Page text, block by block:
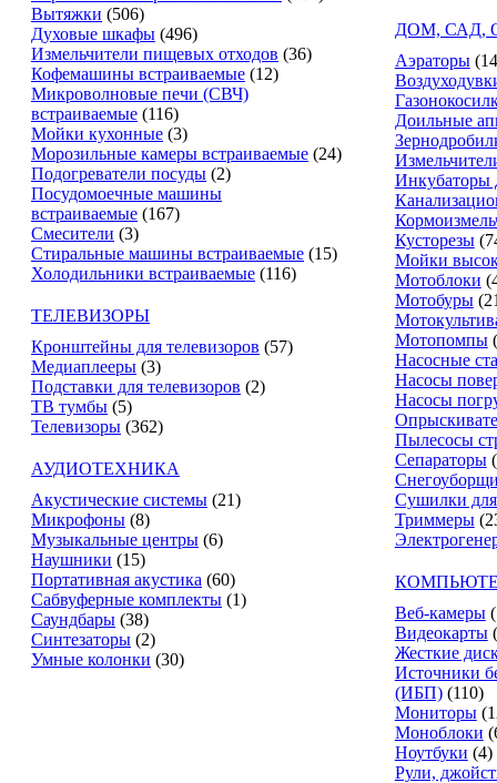
Вытяжки (506)
Духовые шкафы (496)
Измельчители пищевых отходов (36)
Кофемашины встраиваемые (12)
Микроволновые печи (СВЧ)
встраиваемые (116)
Мойки кухонные (3)
Морозильные камеры встраиваемые (24)
Подогреватели посуды (2)
Посудомоечные машины
встраиваемые (167)
Смесители (3)
Стиральные машины встраиваемые (15)
Холодильники встраиваемые (116)
ТЕЛЕВИЗОРЫ
Кронштейны для телевизоров (57)
Медиаплееры (3)
Подставки для телевизоров (2)
ТВ тумбы (5)
Телевизоры (362)
АУДИОТЕХНИКА
Акустические системы (21)
Микрофоны (8)
Музыкальные центры (6)
Наушники (15)
Портативная акустика (60)
Сабвуферные комплекты (1)
Саундбары (38)
Синтезаторы (2)
Умные колонки (30)
ДОМ, САД,
Аэраторы
Доильные
Инкубаторы
Кусторезы
Мойки
Мотоблоки
Мотобуры
Мотопомпы
Насосные
Насосы
Насосы
Пылесосы
Сепараторы
Сушилки
Триммеры
Веб-камеры
Видеокарты
Жесткие
Источники
(ИБП) (110)
Мониторы
Моноблоки
Ноутбуки (4)
Рули,